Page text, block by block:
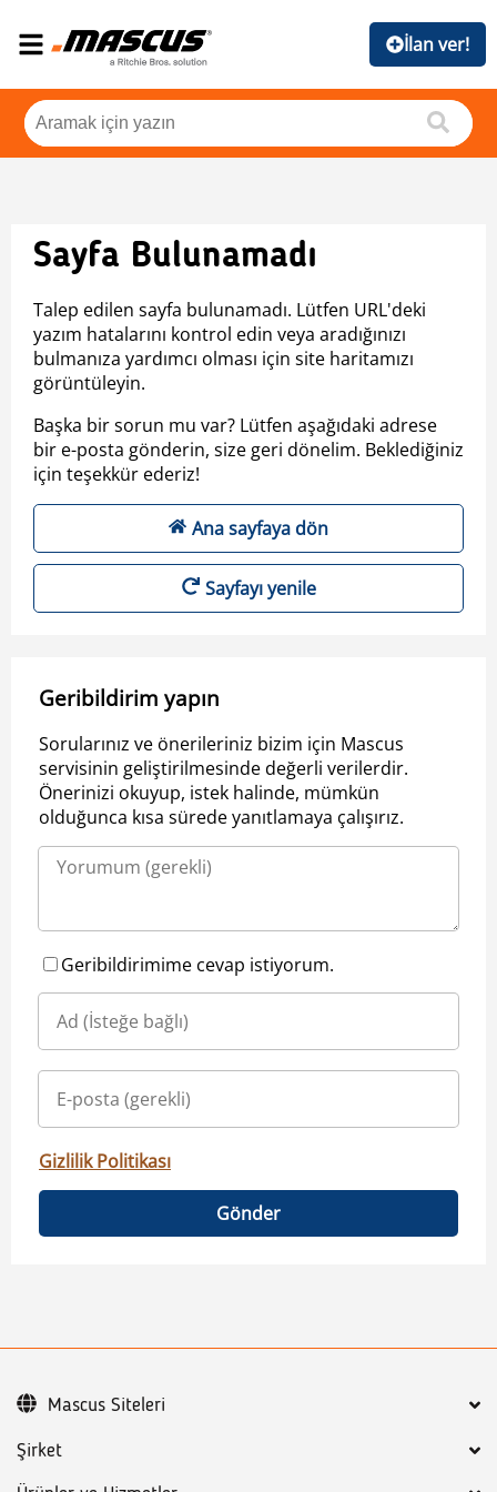
İlan ver!
Sayfa Bulunamadı
Talep edilen sayfa bulunamadı. Lütfen URL'deki
yazım hatalarını kontrol edin veya aradığınızı
bulmanıza yardımcı olması için site haritamızı
görüntüleyin.
Başka bir sorun mu var? Lütfen aşağıdaki adrese
bir e-posta gönderin, size geri dönelim. Beklediğiniz
için teşekkür ederiz!
Ana sayfaya dön
Sayfayı yenile
Geribildirim yapın
Sorularınız ve önerileriniz bizim için Mascus
servisinin geliştirilmesinde değerli verilerdir.
Önerinizi okuyup, istek halinde, mümkün
olduğunca kısa sürede yanıtlamaya çalışırız.
Geribildirimime cevap istiyorum.
Gizlilik Politikası
Gönder
Şirket
Mascus Siteleri